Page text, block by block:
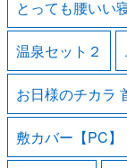
とっても腰いい
温泉セット２
お日様のチカラ
敷カバー【PC】